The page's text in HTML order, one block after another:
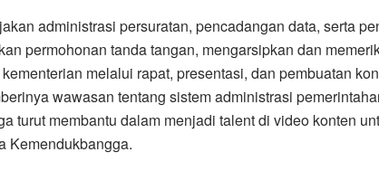
administrasi persuratan, pencadangan data, serta
permohonan tanda tangan, mengarsipkan dan
melalui rapat, presentasi, dan pembuatan
wawasan tentang sistem administrasi
turut membantu dalam menjadi talent di video konten
Kemendukbangga.